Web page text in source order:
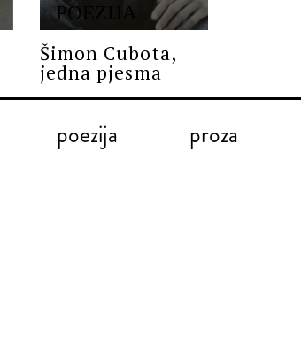
POEZIJA
Šimon Cubota,
jedna pjesma
poezija proza